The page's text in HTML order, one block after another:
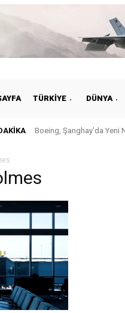
TÜRKIYE DÜNYA
Boeing, Şanghay’da Yeni